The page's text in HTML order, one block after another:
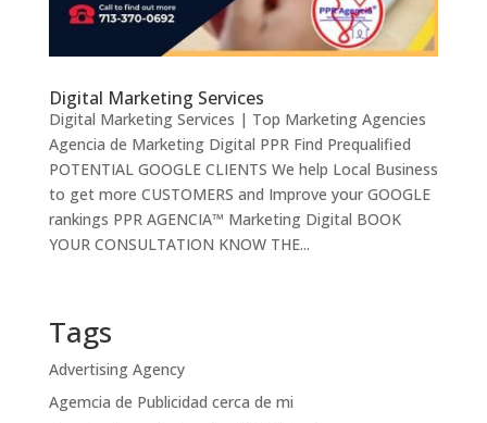
Digital Marketing Services
Digital Marketing Services | Top Marketing Agencies
Agencia de Marketing Digital PPR Find Prequalified
POTENTIAL GOOGLE CLIENTS We help Local Business
to get more CUSTOMERS and Improve your GOOGLE
rankings PPR AGENCIA™ Marketing Digital BOOK
YOUR CONSULTATION KNOW THE...
Tags
Advertising Agency
Agemcia de Publicidad cerca de mi